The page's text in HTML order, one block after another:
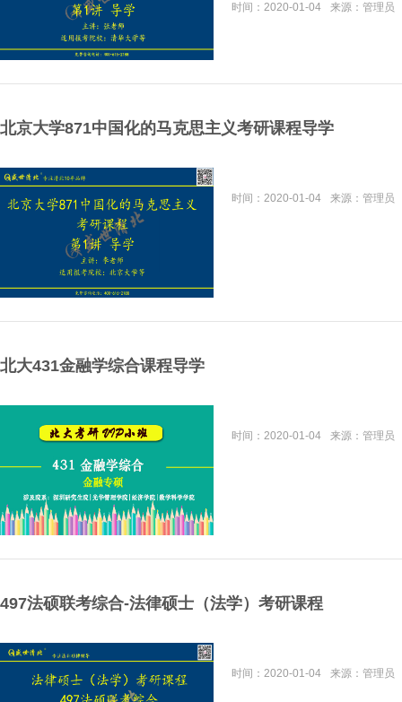
时间： 2020-01-04 来源： 管理员
北京大学871中国化的马克思主义考研课程导学
时间： 2020-01-04 来源： 管理员
北大431金融学综合课程导学
时间： 2020-01-04 来源： 管理员
497法硕联考综合-法律硕士（法学）考研课程
时间： 2020-01-04 来源： 管理员